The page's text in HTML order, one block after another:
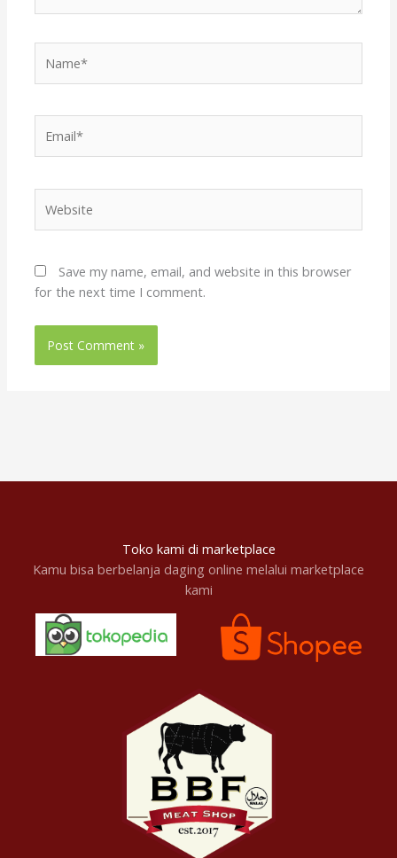
Save my name, email, and website in this browser
for the next time I comment.
Toko kami di marketplace
Kamu bisa berbelanja daging online melalui marketplace
kami